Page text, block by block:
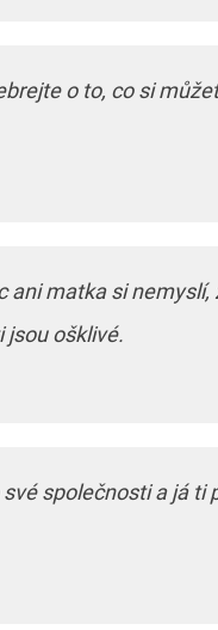
o to, co si
ani matka si nemyslí,
jsou ošklivé.
své společnosti a já ti